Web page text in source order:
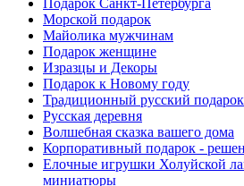
Подарок Санкт-Петербурга
Морской подарок
Майолика мужчинам
Подарок женщине
Изразцы и Декоры
Подарок к Новому году
Традиционный русский подарок
Русская деревня
Волшебная сказка вашего дома
Корпоративный подарок -
Елочные игрушки Холуйской
миниатюры